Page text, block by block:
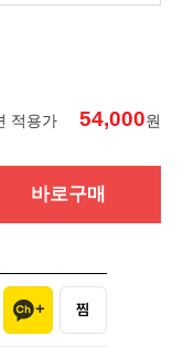
적용가 54,000원
바로구매